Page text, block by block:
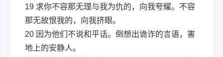
19 求你不容那无理与我为仇的，向我夸耀。不容
那无故恨我的，向我挤眼。
20 因为他们不说和平话。倒想出诡诈的言语，害
地上的安静人。